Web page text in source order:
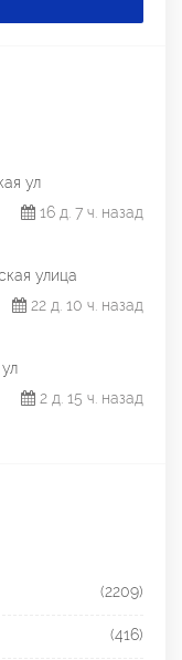
ул
16 д. 7 ч. назад
улица
22 д. 10 ч. назад
2 д. 15 ч. назад
(2209)
(416)